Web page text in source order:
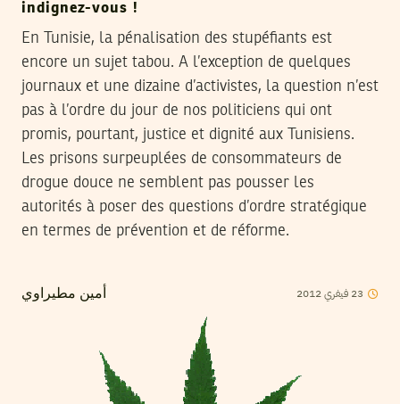
indignez-vous !
En Tunisie, la pénalisation des stupéfiants est
encore un sujet tabou. A l’exception de quelques
journaux et une dizaine d’activistes, la question n’est
pas à l’ordre du jour de nos politiciens qui ont
promis, pourtant, justice et dignité aux Tunisiens.
Les prisons surpeuplées de consommateurs de
drogue douce ne semblent pas pousser les
autorités à poser des questions d’ordre stratégique
en termes de prévention et de réforme.
أمين مطيراوي 23 فيفري2012